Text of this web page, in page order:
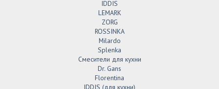
IDDIS
LEMARK
ZORG
ROSSINKA
Milardo
Splenka
Смесители для кухни
Dr. Gans
Florentina
IDDIS (для кухни)